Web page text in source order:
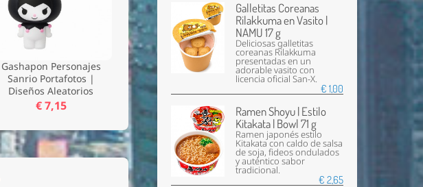
Gashapon Personajes
Sanrio Portafotos |
Diseños Aleatorios
€ 7,15
Galletitas Coreanas
Rilakkuma en Vasito |
NAMU 17 g
Deliciosas galletitas
coreanas Rilakkuma
presentadas en un
adorable vasito con
licencia oficial San-X.
€ 1,00
Ramen Shoyu | Estilo
Kitakata | Bowl 71 g
Ramen japonés estilo
Kitakata con caldo de salsa
de soja, fideos ondulados
y auténtico sabor
tradicional.
€ 2,65